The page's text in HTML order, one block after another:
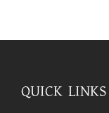
QUICK LINKS